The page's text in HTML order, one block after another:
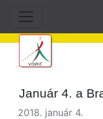
Január 4. a
2018. január 4.